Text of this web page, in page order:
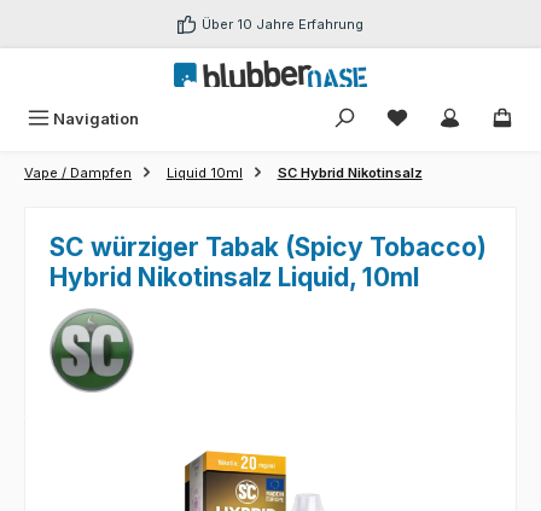
Zum Hauptinhalt springen Über 10 Jahre Erfahrung
Navigation Du hast 0
Vape / Dampfen Liquid 10ml SC Hybrid Nikotinsalz
SC würziger Tabak (Spicy Tobacco)
Hybrid Nikotinsalz Liquid, 10ml
Bildergalerie überspringen